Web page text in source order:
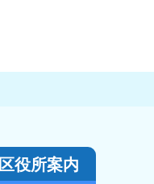
区役所案内